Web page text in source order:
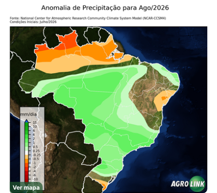
Ver mapa